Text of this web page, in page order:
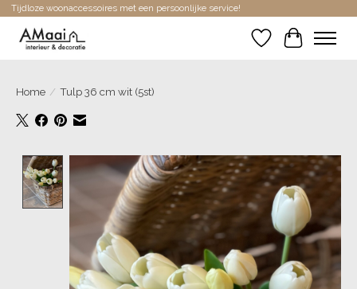
Tijdloze woonaccessoires met een persoonlijke service!
Verlanglijst
Home / Tulp 36 cm wit (5st)
Product image slideshow Items